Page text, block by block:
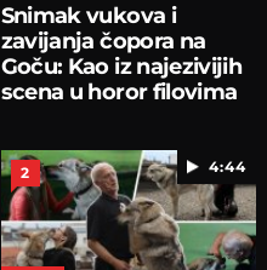
Snimak vukova i
zavijanja čopora na
Goču: Kao iz najezivijih
scena u horor filovima
4:44
2